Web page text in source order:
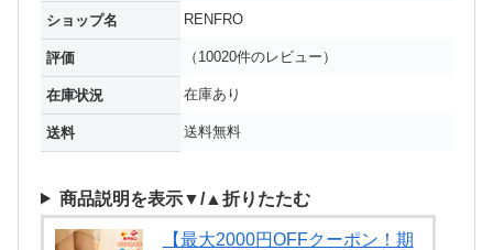
ショップ名 RENFRO
評価 （10020件のレビュー）
在庫状況 在庫あり
送料 送料無料
商品説明を表示▼/▲折りたたむ
【最大2000円OFFクーポン！期